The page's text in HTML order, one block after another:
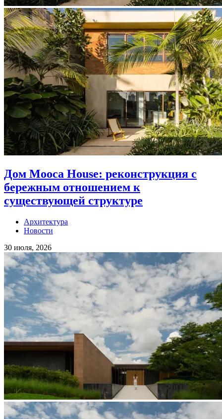
Дом Mooca House: реконструкция с
бережным отношением к
существующей структуре
Архитектура
Новости
30 июля, 2026